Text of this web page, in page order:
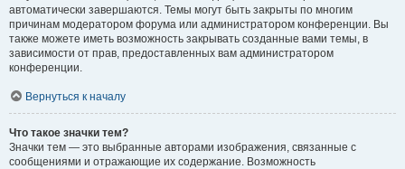
автоматически завершаются. Темы могут быть закрыты по многим
причинам модератором форума или администратором конференции. Вы
также можете иметь возможность закрывать созданные вами темы, в
зависимости от прав, предоставленных вам администратором
конференции.
Вернуться к началу
Что такое значки тем?
Значки тем — это выбранные авторами изображения, связанные с
сообщениями и отражающие их содержание. Возможность